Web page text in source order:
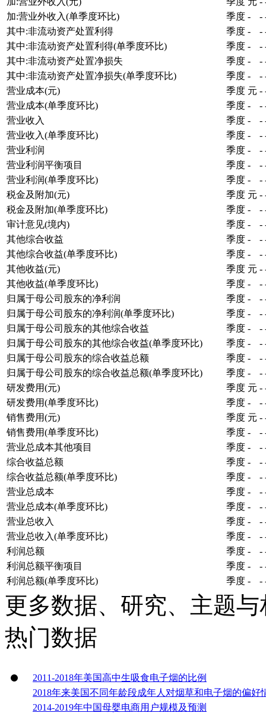
加:营业外收入(单季度环比)
季度 - -
其中:非流动资产处置利得
季度 - -
其中:非流动资产处置利得(单季度环比)
季度 - -
其中:非流动资产处置净损失
季度 - -
其中:非流动资产处置净损失(单季度环比)
季度 - -
营业成本(元)
季度 元 -
营业成本(单季度环比)
季度 - -
营业收入
季度 - -
营业收入(单季度环比)
季度 - -
营业利润
季度 - -
营业利润平衡项目
季度 - -
营业利润(单季度环比)
季度 - -
税金及附加(元)
季度 元 -
税金及附加(单季度环比)
季度 - -
审计意见(境内)
季度 - -
其他综合收益
季度 - -
其他综合收益(单季度环比)
季度 - -
其他收益(元)
季度 元 -
其他收益(单季度环比)
季度 - -
归属于母公司股东的净利润
季度 - -
归属于母公司股东的净利润(单季度环比)
季度 - -
归属于母公司股东的其他综合收益
季度 - -
归属于母公司股东的其他综合收益(单季度环比)
季度 - -
归属于母公司股东的综合收益总额
季度 - -
归属于母公司股东的综合收益总额(单季度环比)
季度 - -
研发费用(元)
季度 元 -
研发费用(单季度环比)
季度 - -
销售费用(元)
季度 元 -
销售费用(单季度环比)
季度 - -
营业总成本其他项目
季度 - -
综合收益总额
季度 - -
综合收益总额(单季度环比)
季度 - -
营业总成本
季度 - -
营业总成本(单季度环比)
季度 - -
营业总收入
季度 - -
营业总收入(单季度环比)
季度 - -
利润总额
季度 - -
利润总额平衡项目
季度 - -
利润总额(单季度环比)
季度 - -
更多数据、研究、主题
热门数据
2011-2018年美国高中生吸食电子烟的比例
2018年来美国不同年龄段成年人对烟草和电子烟的偏好
2014-2019年中国母婴电商用户规模及预测